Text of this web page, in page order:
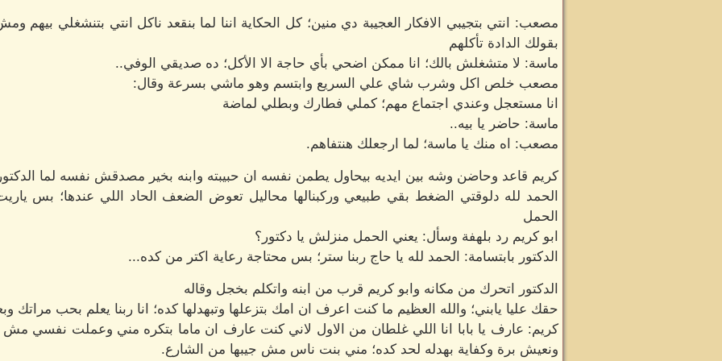
مصعب: انتي بتجيبي الافكار العجيبة دي منين؛ كل الحكاية اننا لما بنقعد ناكل انتي بتنشغلي
بقولك الدادة تأكلهم
ماسة: لا متشغلش بالك؛ انا ممكن اضحي بأي حاجة الا الأكل؛ ده صديقي الوفي..
مصعب خلص اكل وشرب شاي علي السريع وابتسم وهو ماشي بسرعة وقال:
انا مستعجل وعندي اجتماع مهم؛ كملي فطارك وبطلي لماضة
ماسة: حاضر يا بيه..
مصعب: اه منك يا ماسة؛ لما ارجعلك هنتفاهم.
كريم قاعد وحاضن وشه بين ايديه بيحاول يطمن نفسه ان حبيبته وابنه بخير مصدقش نفسه لما
الحمد لله دلوقتي الضغط بقي طبيعي وركبنالها محاليل تعوض الضعف الحاد اللي عندها؛ بس
الحمل
ابو كريم رد بلهفة وسأل: يعني الحمل منزلش يا دكتور؟
الدكتور بابتسامة: الحمد لله يا حاج ربنا ستر؛ بس محتاجة رعاية اكتر من كده...
الدكتور اتحرك من مكانه وابو كريم قرب من ابنه واتكلم بخجل وقاله
حقك عليا يابني؛ والله العظيم ما كنت اعرف ان امك بتزعلها وتبهدلها كده؛ انا ربنا يعلم بحب مراتك
كريم: عارف يا بابا انا اللي غلطان من الاول لاني كنت عارف ان ماما بتكره مني وعملت نفسي مش
ونعيش برة وكفاية بهدله لحد كده؛ مني بنت ناس مش جيبها من الشارع.